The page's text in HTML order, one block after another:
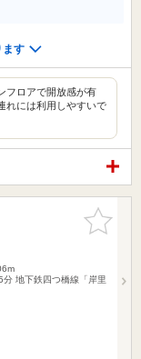
ます
フロアで開放感が有
れには利用しやすいで
お気に入
りに追加
地下鉄四つ橋線「岸里